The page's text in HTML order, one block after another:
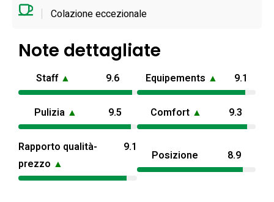
Colazione eccezionale
Note dettagliate
Staff ▲ 9.6 Equipements ▲ 9.1
Pulizia ▲ 9.5 Comfort ▲ 9.3
Rapporto qualità-
prezzo ▲
9.1
Posizione 8.9